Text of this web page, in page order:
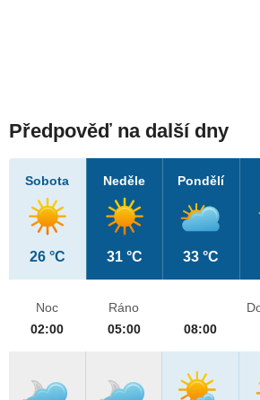
Předpověď na další dny
Sobota
26 °C
Neděle
31 °C
Pondělí
33 °C
Noc
02:00
Ráno
05:00
08:00